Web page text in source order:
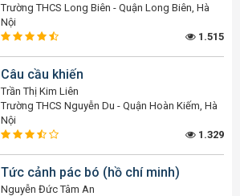
Trường THCS Long Biên - Quận Long Biên, Hà
Nội
1.515
Câu cầu khiến
Trần Thị Kim Liên
Trường THCS Nguyễn Du - Quận Hoàn Kiếm, Hà
Nội
1.329
Tức cảnh pác bó (hồ chí minh)
Nguyễn Đức Tâm An